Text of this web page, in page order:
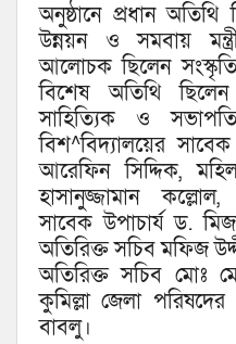
অনুষ্ঠানে প্রধান অতিথি
উন্নয়ন ও সমবায়
আলোচক ছিলেন সংস্কৃতি
বিশেষ অতিথি
সাহিত্যিক ও
বিশ^বিদ্যালয়ের
আরেফিন সিদ্দিক,
হাসানুজ্জামান
সাবেক উপাচার্য ড.
অতিরিক্ত সচিব মফিজ
অতিরিক্ত সচিব মোঃ
কুমিল্লা জেলা
বাবলু।